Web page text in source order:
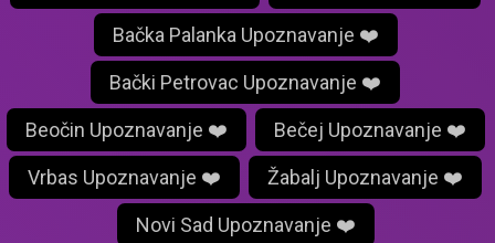
Bačka Palanka Upoznavanje ❤️
Bački Petrovac Upoznavanje ❤️
Beočin Upoznavanje ❤️ Bečej Upoznavanje ❤️
Vrbas Upoznavanje ❤️ Žabalj Upoznavanje ❤️
Novi Sad Upoznavanje ❤️